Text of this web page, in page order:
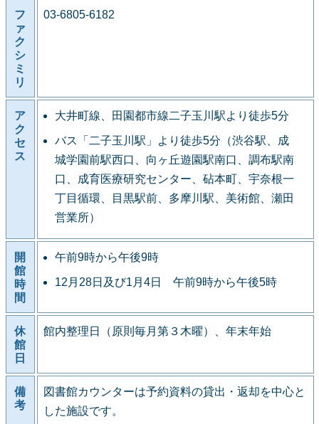
フ
ァ
ク
シ
ミ
リ
03-6805-6182
ア
ク
セ
ス
大井町線、田園都市線二子玉川駅より徒歩5分
バス「二子玉川駅」より徒歩5分（渋谷駅、成
城学園前駅西口、向ヶ丘遊園駅南口、調布駅南
口、成育医療研究センター、砧本町、宇奈根一
丁目循環、目黒駅前、多摩川駅、美術館、瀬田
営業所）
開
館
時
間
午前9時から午後9時
12月28日及び1月4日 午前9時から午後5時
休
館
日
館内整理日（原則毎月第３木曜）、年末年始
備
考
図書館カウンターは予約資料の貸出・返却を中心と
した施設です。